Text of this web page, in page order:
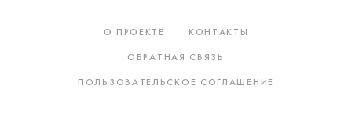
О ПРОЕКТЕ
КОНТАКТЫ
ОБРАТНАЯ СВЯЗЬ
ПОЛЬЗОВАТЕЛЬСКОЕ СОГЛАШЕНИЕ